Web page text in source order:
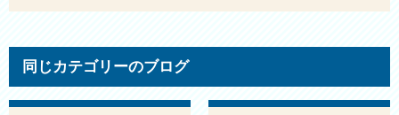
同じカテゴリーのブログ